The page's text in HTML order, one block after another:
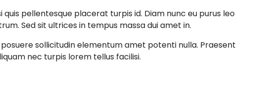
quis pellentesque placerat turpis id. Diam nunc eu purus leo
Sed sit ultrices in tempus massa dui amet in.
sollicitudin elementum amet potenti nulla. Praesent
nec turpis lorem tellus facilisi.